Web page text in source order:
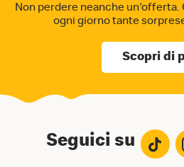
Non perdere neanche un'offerta.
ogni giorno tante
Scopri di
Seguici su